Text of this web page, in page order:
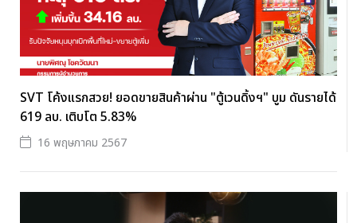
SVT โค้งแรกสวย! ยอดขายสินค้าผ่าน "ตู้เวนดิ้งฯ" บูม ดันรายได้
619 ลบ. เติบโต 5.83%
16 พฤษภาคม 2567